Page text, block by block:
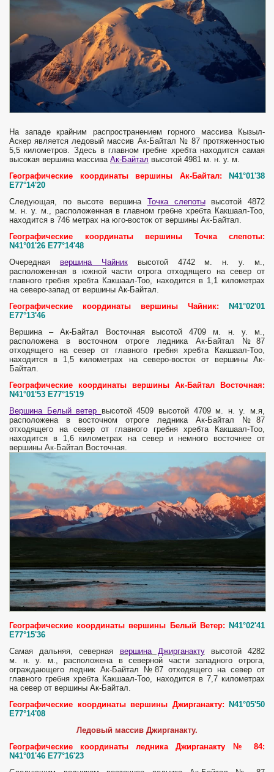
На западе крайним распространением горного массива Кызыл-
Аскер является ледовый массив Ак-Байтал № 87 протяженностью
5,5 километров. Здесь в главном гребне хребта находится самая
высокая вершина массива Ак-Байтал высотой 4981 м. н. у. м.
Географические координаты вершины Ак-Байтал: N41°01'38
E77°14'20
Следующая, по высоте вершина Точка слепотывысотой 4872
м. н. у. м., расположенная в главном гребне хребта Какшаал-Тоо,
находится в 746 метрах на юго-восток от вершины Ак-Байтал.
Географические координаты вершины Точка слепоты:
N41°01'26 E77°14'48
Очередная вершина Чайниквысотой 4742 м. н. у. м.,
расположенная в южной части отрога отходящего на север от
главного гребня хребта Какшаал-Тоо, находится в 1,1 километрах
на северо-запад от вершины Ак-Байтал.
Географические координаты вершины Чайник: N41°02'01
E77°13'46
Вершина – Ак-Байтал Восточная высотой 4709 м. н. у. м.,
расположена в восточном отроге ледника Ак-Байтал №87
отходящего на север от главного гребня хребта Какшаал-Тоо,
находится в 1,5 километрах на северо-восток от вершины Ак-
Байтал.
Географические координаты вершины Ак-Байтал Восточная:
N41°01'53 E77°15'19
Вершина Белый ветер высотой 4509 высотой 4709 м. н. у. м.я,
расположена в восточном отроге ледника Ак-Байтал №87
отходящего на север от главного гребня хребта Какшаал-Тоо,
находится в 1,6 километрах на север и немного восточнее от
вершины Ак-Байтал Восточная.
Географические координаты вершины Белый Ветер: N41°02'41
E77°15'36
Самая дальняя, северная вершина Джирганактувысотой 4282
м. н. у. м., расположена в северной части западного отрога,
ограждающего ледник Ак-Байтал №87 отходящего на север от
главного гребня хребта Какшаал-Тоо, находится в 7,7 километрах
на север от вершины Ак-Байтал.
Географические координаты вершины Джирганакту: N41°05'50
E77°14'08
Ледовый массив Джирганакту.
Географические координаты ледника Джирганакту № 84:
N41°01'46 E77°16'23